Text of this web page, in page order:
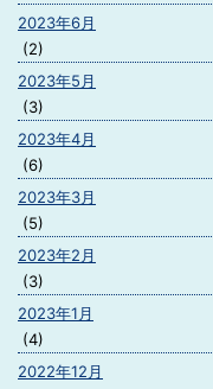
2023年6月
(2)
2023年5月
(3)
2023年4月
(6)
2023年3月
(5)
2023年2月
(3)
2023年1月
(4)
2022年12月